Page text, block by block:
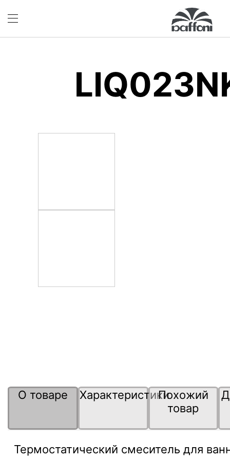
О товаре ХарактеристикиПохожий
товар
Термостатический смеситель для